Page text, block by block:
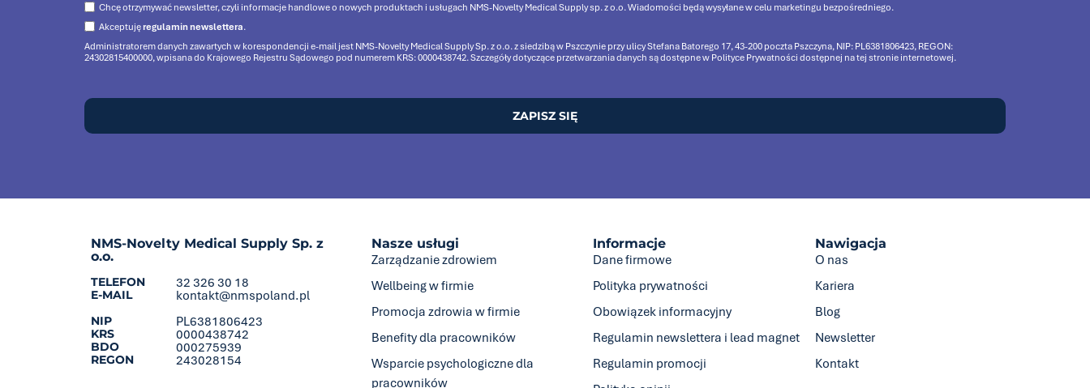
Chcę otrzymywać newsletter, czyli informacje handlowe o nowych produktach i usługach NMS-Novelty Medical Supply sp. z o.o. Wiadomości będą wysyłane w celu marketingu bezpośredniego.
Akceptujęregulamin newslettera.
Administratorem danych zawartych w korespondencji e-mail jest NMS-Novelty Medical Supply Sp. z o.o. z siedzibą w Pszczynie przy ulicy Stefana Batorego 17, 43-200 poczta Pszczyna, NIP: PL6381806423, REGON:
24302815400000, wpisana do Krajowego Rejestru Sądowego pod numerem KRS: 0000438742. Szczegóły dotyczące przetwarzania danych są dostępne w Polityce Prywatności dostępnej na tej stronie internetowej.
ZAPISZ SIĘ
NMS-Novelty Medical Supply Sp. z
o.o.
TELEFON 32 326 30 18
E-MAIL kontakt@nmspoland.pl
NIP PL6381806423
KRS 0000438742
BDO 000275939
REGON 243028154
Nasze usługi
Zarządzanie zdrowiem
Wellbeing w firmie
Promocja zdrowia w firmie
Benefity dla pracowników
Wsparcie psychologiczne dla
pracowników
Informacje
Dane firmowe
Polityka prywatności
Obowiązek informacyjny
Regulamin newslettera i lead magnet
Regulamin promocji
Nawigacja
O nas
Kariera
Blog
Newsletter
Kontakt